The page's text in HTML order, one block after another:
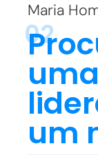
02
Maria
um